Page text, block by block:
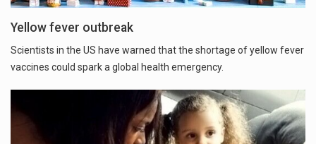
Yellow fever outbreak
Scientists in the US have warned that the shortage of yellow fever
vaccines could spark a global health emergency.